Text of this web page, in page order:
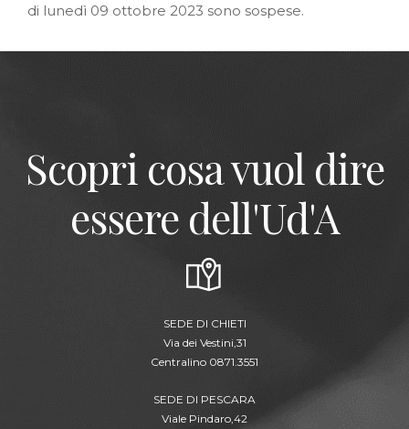
di lunedì 09 ottobre 2023 sono sospese.
Scopri cosa vuol dire
essere dell'Ud'A
SEDE DI CHIETI
Via dei Vestini,31
Centralino 0871.3551
SEDE DI PESCARA
Viale Pindaro,42